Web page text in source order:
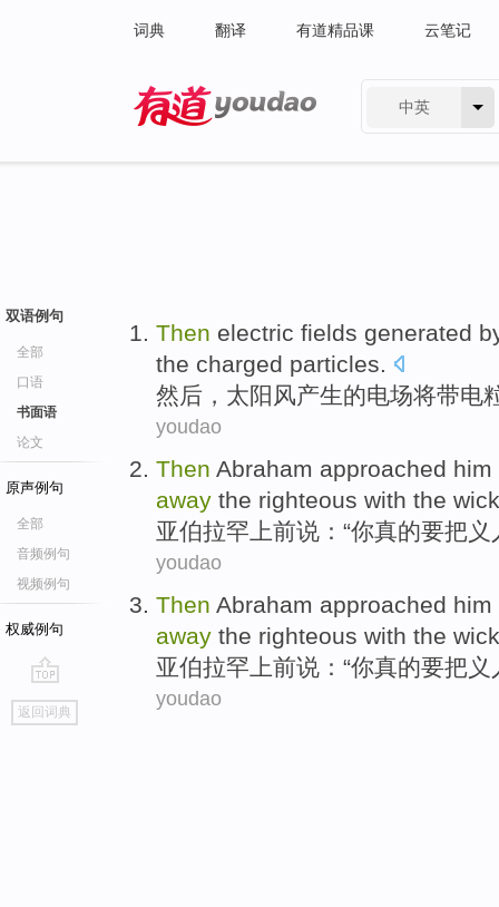
词典 翻译 有道精品课 云笔记
中英
双语例句
全部
口语
书面语
论文
原声例句
全部
音频例句
视频例句
权威例句
go
top
返回词典
Then electric fields generated
the charged particles.
然后 ， 太阳风产生的电场将带电
youdao
Then Abraham approached him
away the righteous with the
亚伯拉罕 上前说 ：“你真的要把义
youdao
Then Abraham approached him
away the righteous with the
亚伯拉罕 上前说 ：“你真的要把义
youdao